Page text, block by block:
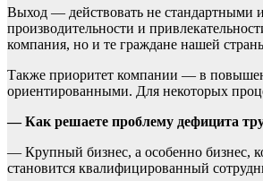
Выход — действовать не стандартными
производительности и
компания, но и те граждане нашей
Также приоритет компании — в
ориентированными. Для некоторых
— Как решаете проблему дефицита
— Крупный бизнес, а особенно бизнес,
становится квалифицированный